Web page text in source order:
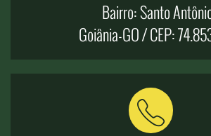
Bairro: Santo
Goiânia-GO / CEP: